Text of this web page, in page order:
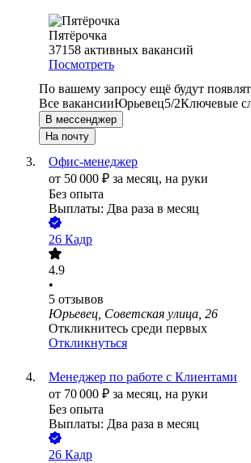
Пятёрочка
37158 активных вакансий
Посмотреть
По вашему запросу ещё будут
Все вакансииЮрьевец5/2Ключевые
В мессенджер
На почту
Офис-менеджер
от 50 000 ₽ за месяц, на руки
Без опыта
Выплаты: Два раза в месяц
26 Кадр
4.9
•
5 отзывов
Юрьевец, Советская улица, 26
Откликнитесь среди первых
Откликнуться
Менеджер по работе с Клиентами
от 70 000 ₽ за месяц, на руки
Без опыта
Выплаты: Два раза в месяц
26 Кадр